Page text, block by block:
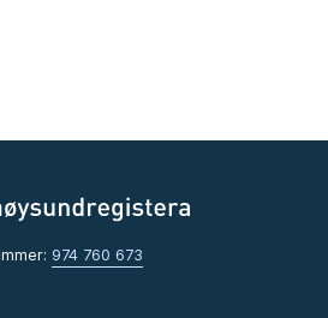
974 760 673